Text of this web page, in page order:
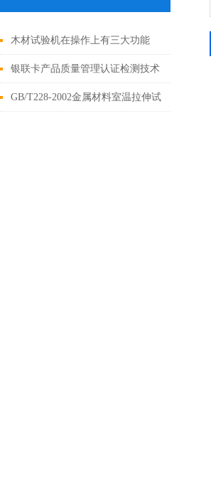
木材试验机在操作上有三大功能
银联卡产品质量管理认证检测技术
指标
GB/T228-2002金属材料室温拉伸试